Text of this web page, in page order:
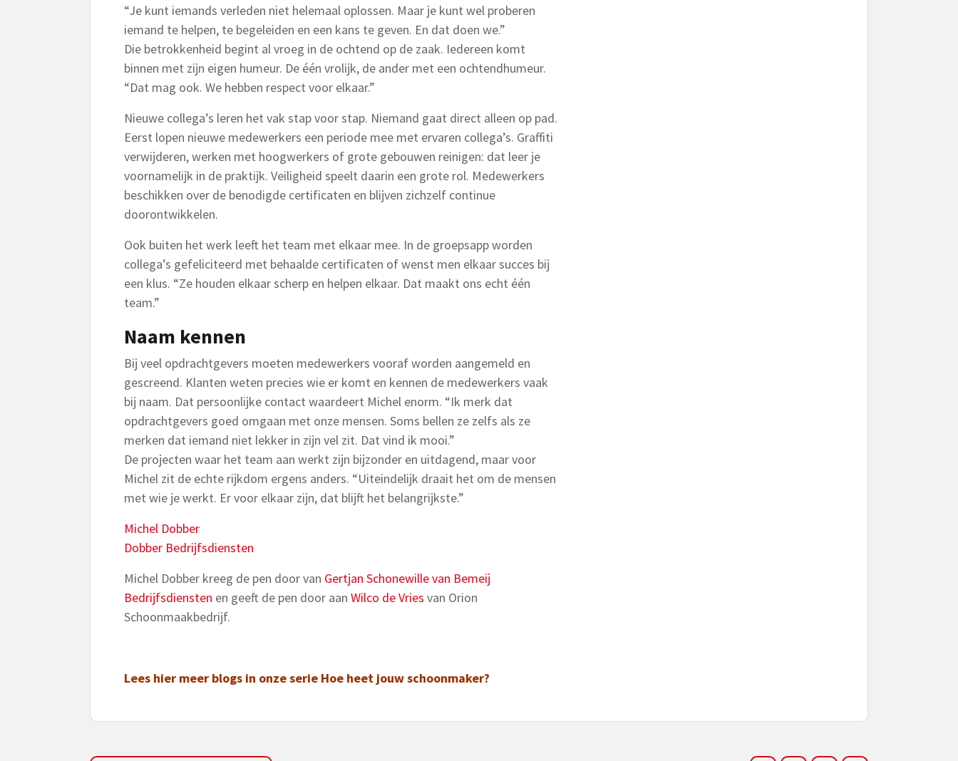
“Je kunt iemands verleden niet helemaal oplossen. Maar je kunt wel proberen
iemand te helpen, te begeleiden en een kans te geven. En dat doen we.”
Die betrokkenheid begint al vroeg in de ochtend op de zaak. Iedereen komt
binnen met zijn eigen humeur. De één vrolijk, de ander met een ochtendhumeur.
“Dat mag ook. We hebben respect voor elkaar.”
Nieuwe collega’s leren het vak stap voor stap. Niemand gaat direct alleen op pad.
Eerst lopen nieuwe medewerkers een periode mee met ervaren collega’s. Graffiti
verwijderen, werken met hoogwerkers of grote gebouwen reinigen: dat leer je
voornamelijk in de praktijk. Veiligheid speelt daarin een grote rol. Medewerkers
beschikken over de benodigde certificaten en blijven zichzelf continue
doorontwikkelen.
Ook buiten het werk leeft het team met elkaar mee. In de groepsapp worden
collega’s gefeliciteerd met behaalde certificaten of wenst men elkaar succes bij
een klus. “Ze houden elkaar scherp en helpen elkaar. Dat maakt ons echt één
team.”
Naam kennen
Bij veel opdrachtgevers moeten medewerkers vooraf worden aangemeld en
gescreend. Klanten weten precies wie er komt en kennen de medewerkers vaak
bij naam. Dat persoonlijke contact waardeert Michel enorm. “Ik merk dat
opdrachtgevers goed omgaan met onze mensen. Soms bellen ze zelfs als ze
merken dat iemand niet lekker in zijn vel zit. Dat vind ik mooi.”
De projecten waar het team aan werkt zijn bijzonder en uitdagend, maar voor
Michel zit de echte rijkdom ergens anders. “Uiteindelijk draait het om de mensen
met wie je werkt. Er voor elkaar zijn, dat blijft het belangrijkste.”
Michel Dobber
Dobber Bedrijfsdiensten
Michel Dobber kreeg de pen door van Gertjan Schonewille van Bemeij
Bedrijfsdiensten en geeft de pen door aan Wilco de Vries van Orion
Schoonmaakbedrijf.
Lees hier meer blogs in onze serie Hoe heet jouw schoonmaker?